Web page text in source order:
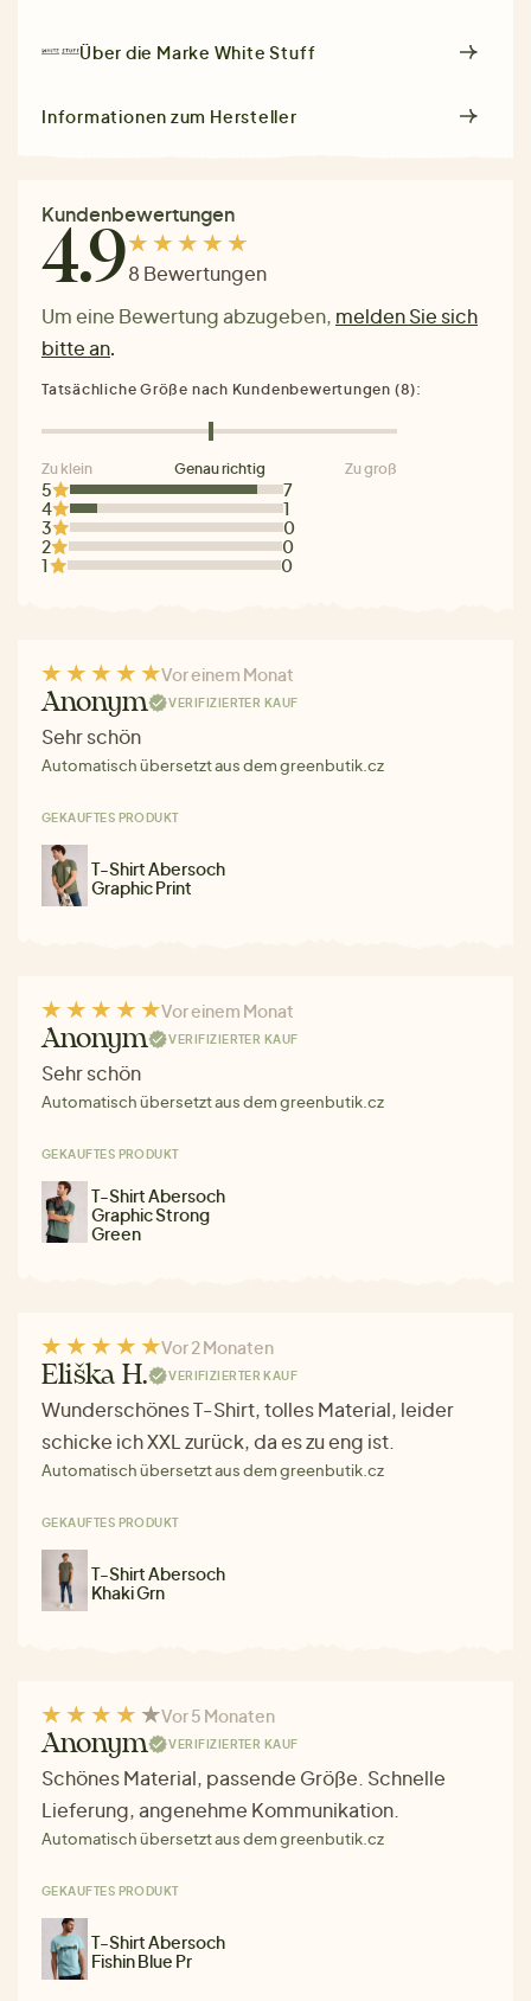
Über die Marke White Stuff
Informationen zum Hersteller
Kundenbewertungen
4.98 Bewertungen
Um eine Bewertung abzugeben, melden Sie sich
bitte an.
5
7
4
1
3
0
2
0
1
0
Tatsächliche Größe nach Kundenbewertungen (8):
Zu klein Genau richtig Zu groß
Vor einem Monat
Anonym VERIFIZIERTER KAUF
Sehr schön
Automatisch übersetzt aus dem greenbutik.cz
GEKAUFTES PRODUKT
T-Shirt Abersoch
Graphic Print
Vor einem Monat
Anonym VERIFIZIERTER KAUF
Sehr schön
Automatisch übersetzt aus dem greenbutik.cz
GEKAUFTES PRODUKT
T-Shirt Abersoch
Graphic Strong
Green
Vor 2 Monaten
Eliška H. VERIFIZIERTER KAUF
Wunderschönes T-Shirt, tolles Material, leider
schicke ich XXL zurück, da es zu eng ist.
Automatisch übersetzt aus dem greenbutik.cz
GEKAUFTES PRODUKT
T-Shirt Abersoch
Khaki Grn
Vor 5 Monaten
Anonym VERIFIZIERTER KAUF
Schönes Material, passende Größe. Schnelle
Lieferung, angenehme Kommunikation.
Automatisch übersetzt aus dem greenbutik.cz
GEKAUFTES PRODUKT
T-Shirt Abersoch
Fishin Blue Pr